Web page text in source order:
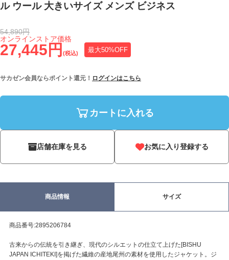
ル ウール 大きいサイズ メンズ ビジネス
27,445円 (税込) 最大50%OFF
オンラインストア価格
54,890円
サカゼン会員ならポイント還元！ ログインはこちら
カートに入れる
店舗在庫を見る お気に入り登録する
商品情報 サイズ
商品番号:2895206784
古来からの伝統を引き継ぎ、現代のシルエットの仕立て上げた[BISHU
JAPAN ICHITEKI]を掲げた繊維の産地尾州の素材を使用したジャケット。ジ